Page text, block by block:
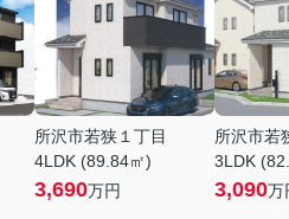
所沢市若狭１丁目
4LDK (89.84㎡)
3,690万円
所沢市若
3LDK
3,090万